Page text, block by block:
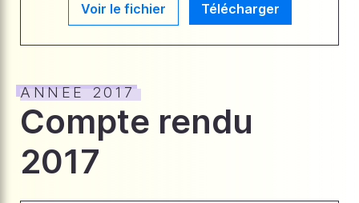
Voir le fichier Télécharger
ANNEE 2017
Compte rendu
2017